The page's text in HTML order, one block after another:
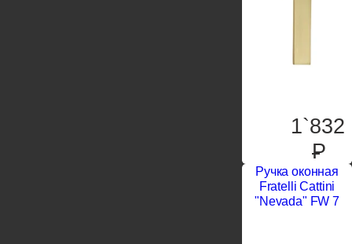
1`832
P
Ручка оконная
Fratelli Cattini
"Nevada" FW 7